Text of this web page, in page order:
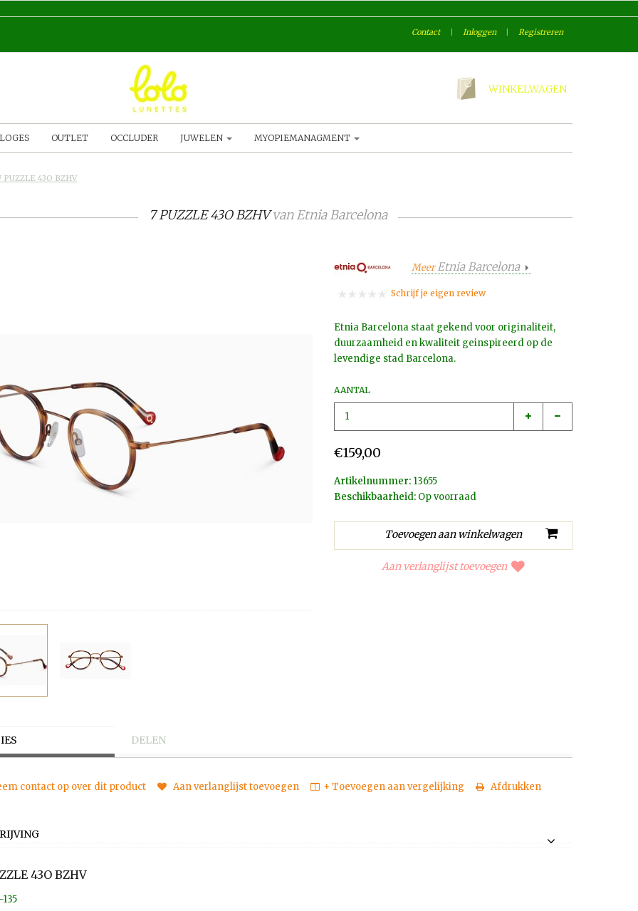
Contact Inloggen Registreren
WINKELWAGEN
OUTLET OCCLUDER JUWELEN MYOPIEMANAGMENT
PUZZLE 43O BZHV
7 PUZZLE 43O BZHVvanEtnia Barcelona
MeerEtnia Barcelona
Schrijf je eigen review
Etnia Barcelona staat gekend voor originaliteit,
duurzaamheid en kwaliteit geinspireerd op de
levendige stad Barcelona.
AANTAL
€159,00
Artikelnummer: 13655
Beschikbaarheid: Op voorraad
Aan verlanglijst toevoegen
DELEN
contact op over dit product Aan verlanglijst toevoegen + Toevoegen aan vergelijking Afdrukken
43O BZHV